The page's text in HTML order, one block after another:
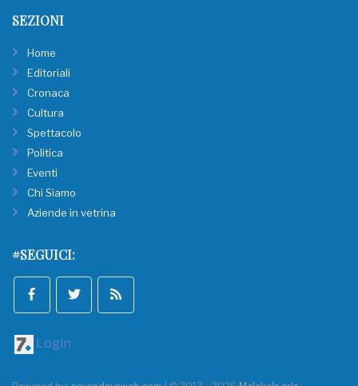
SEZIONI
Home
Editoriali
Cronaca
Cultura
Spettacolo
Politica
Eventi
Chi Siamo
Aziende in vetrina
#SEGUICI:
Login